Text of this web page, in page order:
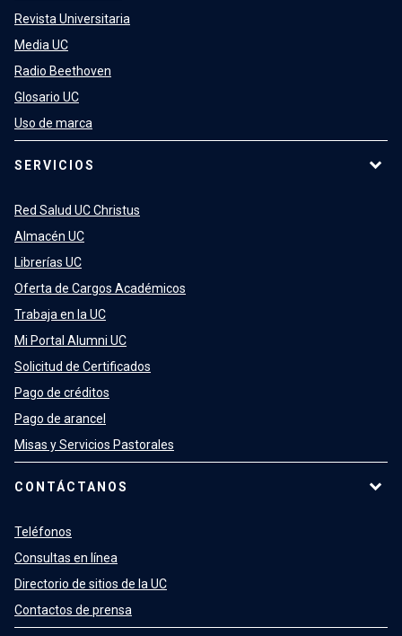
Revista Universitaria
Media UC
Radio Beethoven
Glosario UC
Uso de marca
SERVICIOS
Red Salud UC Christus
Almacén UC
Librerías UC
Oferta de Cargos Académicos
Trabaja en la UC
Mi Portal Alumni UC
Solicitud de Certificados
Pago de créditos
Pago de arancel
Misas y Servicios Pastorales
CONTÁCTANOS
Teléfonos
Consultas en línea
Directorio de sitios de la UC
Contactos de prensa